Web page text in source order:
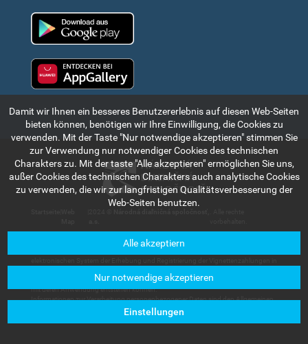
Die in diesem Teil des Internetportals angeführte Informationen und Angaben
haben rein indikativen Charakter und dienen zum kurzen Bekanntmachen mit dem
trägt keine Haftung für Schäden, die den Nutzern oder Dritten im Zusammenhang
mit deren Anwendung entstehen können.
Informationen zur Verarbeitung personenbezogener Daten sind den Allgemeinen
Geschäftsbedingungen zu entnehmen, die in der Sektion
verfügbar sind.
Damit wir Ihnen ein besseres Benutzererlebnis auf diesen Web-Seiten
bieten können, benötigen wir Ihre Einwilligung, die Cookies zu
verwenden. Mit der Taste "Nur notwendige akzeptieren" stimmen Sie
zur Verwendung nur notwendiger Cookies des technischen
Charakters zu. Mit der taste "Alle akzeptieren" ermöglichen Sie uns,
außer Cookies des technischen Charakters auch analytische Cookies
zu verwenden, die wir zur langfristigen Qualitätsverbesserung der
Web-Seiten benutzen.
Alle akzeptiern
Nur notwendige akzeptieren
Einstellungen